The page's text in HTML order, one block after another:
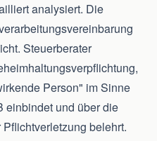
analysiert. Die
Steuerberater
Person" im Sinne
einbindet und über die
belehrt.